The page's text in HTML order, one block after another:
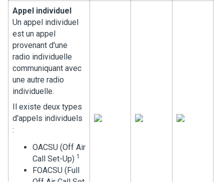
Appel individuel
Un appel individuel
est un appel
provenant d'une
radio individuelle
communiquant avec
une autre radio
individuelle.
Il existe deux types
d'appels individuels
:
OACSU (Off Air
Call Set-Up) 1
FOACSU (Full